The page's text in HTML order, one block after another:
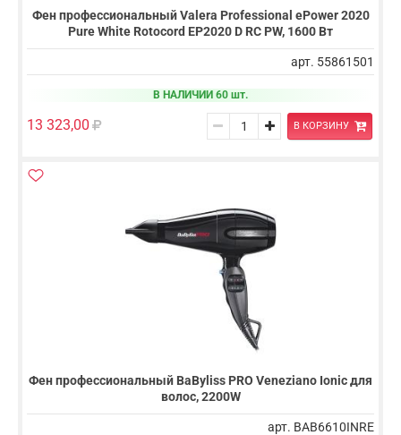
Фен профессиональный Valera Professional ePower 2020
Pure White Rotocord EP2020 D RC PW, 1600 Вт
арт. 55861501
В НАЛИЧИИ 60 шт.
13 323,00 В КОРЗИНУ
Фен профессиональный BaByliss PRO Veneziano Ionic для
волос, 2200W
арт. BAB6610INRE